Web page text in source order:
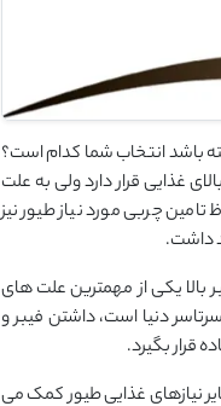
باشد انتخاب شما کدام است؟
غذایی قرار دارد ولی به علت
چربی مورد نیاز طیور نیز
داشت.
بالا یکی از مهمترین علت های
دنیا است، داشتن فیبر و
قرار بگیرد.
نیازهای غذایی طیور کمک می